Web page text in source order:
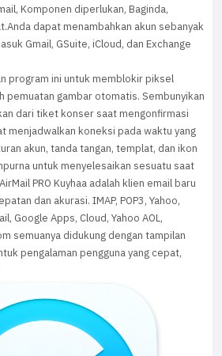
Komponen diperlukan, Baginda,
dapat menambahkan akun sebanyak
Gmail, GSuite, iCloud, dan Exchange
program ini untuk memblokir piksel
pemuatan gambar otomatis. Sembunyikan
dari tiket konser saat mengonfirmasi
menjadwalkan koneksi pada waktu yang
akun, tanda tangan, templat, dan ikon
untuk menyelesaikan sesuatu saat
PRO Kuyhaa adalah klien email baru
dan akurasi. IMAP, POP3, Yahoo,
Google Apps, Cloud, Yahoo AOL,
semuanya didukung dengan tampilan
pengalaman pengguna yang cepat,